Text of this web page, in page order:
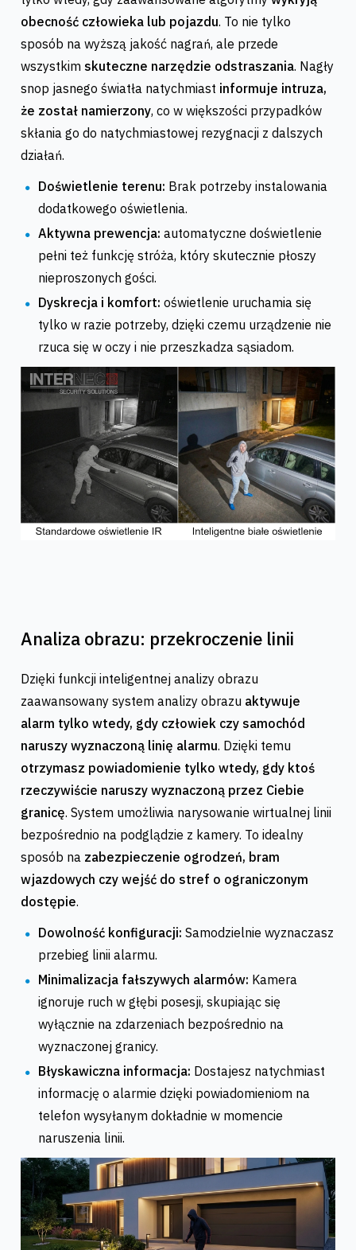
obecność człowieka lub pojazdu. To nie tylko
sposób na wyższą jakość nagrań, ale przede
wszystkim skuteczne narzędzie odstraszania. Nagły
snop jasnego światła natychmiast informuje intruza,
że został namierzony, co w większości przypadków
skłania go do natychmiastowej rezygnacji z dalszych
działań.
Doświetlenie terenu: Brak potrzeby instalowania
dodatkowego oświetlenia.
Aktywna prewencja: automatyczne doświetlenie
pełni też funkcję stróża, który skutecznie płoszy
nieproszonych gości.
Dyskrecja i komfort: oświetlenie uruchamia się
tylko w razie potrzeby, dzięki czemu urządzenie nie
rzuca się w oczy i nie przeszkadza sąsiadom.
Analiza obrazu: przekroczenie linii
Dzięki funkcji inteligentnej analizy obrazu
zaawansowany system analizy obrazu aktywuje
alarm tylko wtedy, gdy człowiek czy samochód
naruszy wyznaczoną linię alarmu. Dzięki temu
otrzymasz powiadomienie tylko wtedy, gdy ktoś
rzeczywiście naruszy wyznaczoną przez Ciebie
granicę. System umożliwia narysowanie wirtualnej linii
bezpośrednio na podglądzie z kamery. To idealny
sposób na zabezpieczenie ogrodzeń, bram
wjazdowych czy wejść do stref o ograniczonym
dostępie.
Dowolność konfiguracji: Samodzielnie wyznaczasz
przebieg linii alarmu.
Minimalizacja fałszywych alarmów: Kamera
ignoruje ruch w głębi posesji, skupiając się
wyłącznie na zdarzeniach bezpośrednio na
wyznaczonej granicy.
Błyskawiczna informacja: Dostajesz natychmiast
informację o alarmie dzięki powiadomieniom na
telefon wysyłanym dokładnie w momencie
naruszenia linii.